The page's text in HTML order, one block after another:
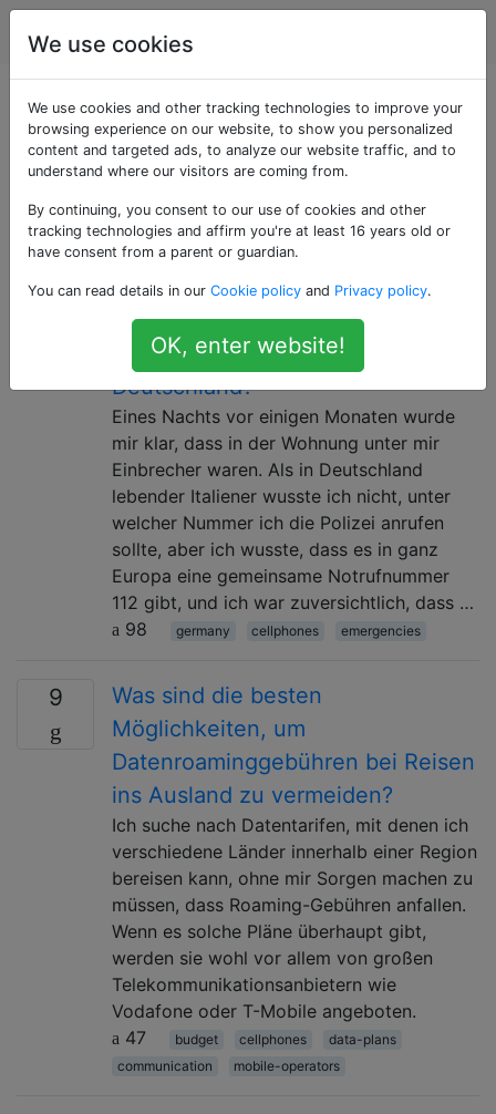
Reise
Als «cellphones»
getaggte Fragen
Probleme beim Mitnehmen Ihres Mobiltelefons und
beim Kauf eines Telefons, einer SIM-Karte oder eines
Funktioniert die europäische
Notrufnummer (112) wirklich in
Deutschland?
Eines Nachts vor einigen Monaten wurde
mir klar, dass in der Wohnung unter mir
Einbrecher waren. Als in Deutschland
lebender Italiener wusste ich nicht, unter
welcher Nummer ich die Polizei anrufen
sollte, aber ich wusste, dass es in ganz
Europa eine gemeinsame Notrufnummer
112 gibt, und ich war zuversichtlich, dass …
98
germany cellphones emergencies
9
Was sind die besten
Möglichkeiten, um
Datenroaminggebühren bei Reisen
ins Ausland zu vermeiden?
Ich suche nach Datentarifen, mit denen ich
verschiedene Länder innerhalb einer Region
bereisen kann, ohne mir Sorgen machen zu
müssen, dass Roaming-Gebühren anfallen.
Wenn es solche Pläne überhaupt gibt,
werden sie wohl vor allem von großen
Telekommunikationsanbietern wie
Vodafone oder T-Mobile angeboten.
47
budget cellphones
data-plans
communication
mobile-operators
We use cookies
We use cookies and other tracking technologies to improve your
browsing experience on our website, to show you personalized
content and targeted ads, to analyze our website traffic, and to
understand where our visitors are coming from.
By continuing, you consent to our use of cookies and other
tracking technologies and affirm you're at least 16 years old or
have consent from a parent or guardian.
You can read details in our Cookie policy and Privacy policy.
OK, enter website!